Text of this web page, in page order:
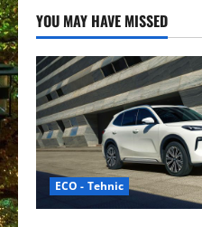
YOU MAY HAVE MISSED
ECO - Tehnic